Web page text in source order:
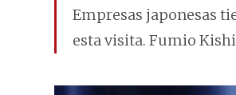
Empresas japonesas
esta visita. Fumio